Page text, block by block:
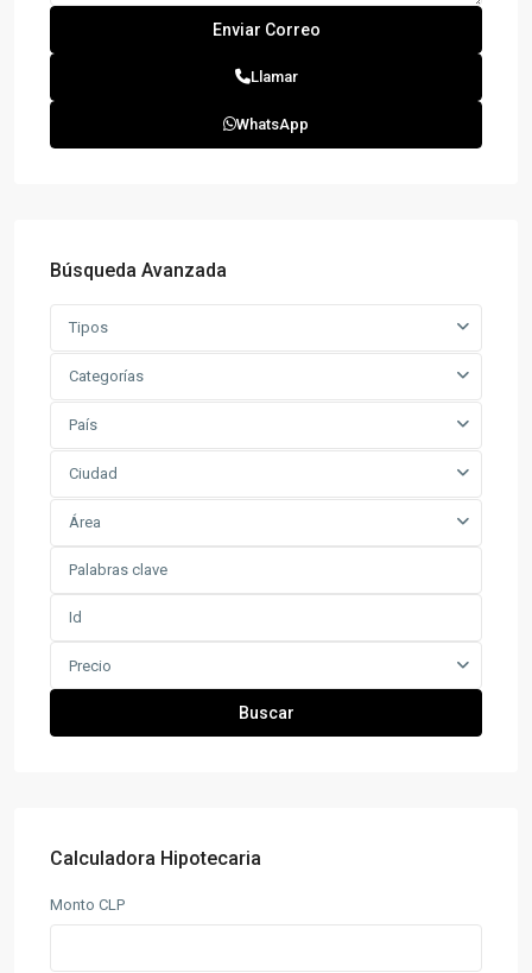
Llamar
WhatsApp
Búsqueda Avanzada
Tipos
Categorías
País
Ciudad
Área
Precio
Buscar
Calculadora Hipotecaria
Monto CLP